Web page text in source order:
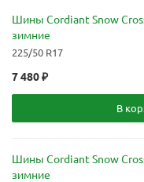
Шины Cordiant Snow
зимние
225/50 R17
7 480₽
В
Шины Cordiant Snow
зимние